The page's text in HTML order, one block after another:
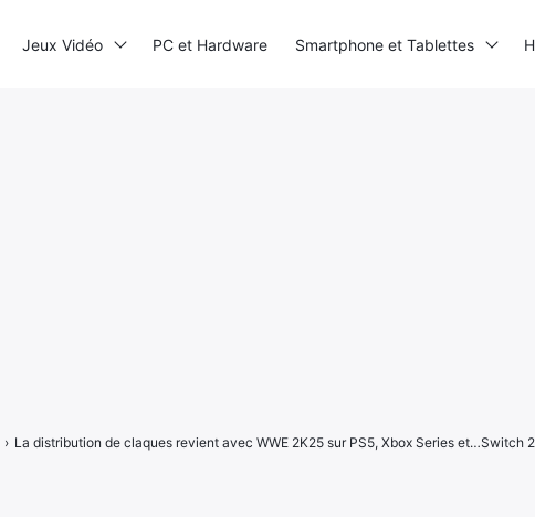
› La distribution de claques revient avec WWE 2K25 sur PS5, Xbox Series et…Switch
Jeux Vidéo PC et Hardware Smartphone et Tablettes